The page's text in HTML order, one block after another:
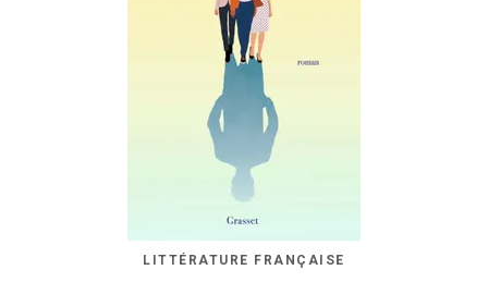
LITTÉRATURE FRANÇAISE